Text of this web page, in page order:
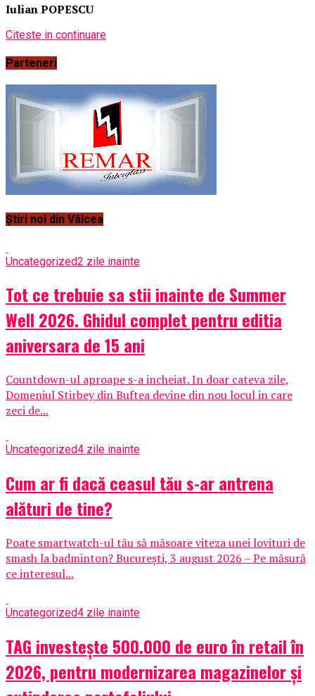
Iulian POPESCU
Citeste in continuare
Parteneri
Știri noi din Vâlcea
Uncategorized2 zile inainte
Tot ce trebuie sa stii inainte de Summer
Well 2026. Ghidul complet pentru editia
aniversara de 15 ani
Countdown-ul aproape s-a incheiat. In doar cateva zile,
Domeniul Stirbey din Buftea devine din nou locul in care
zeci de...
Uncategorized4 zile inainte
Cum ar fi dacă ceasul tău s-ar antrena
alături de tine?
Poate smartwatch-ul tău să măsoare viteza unei lovituri de
smash la badminton? București, 3 august 2026 – Pe măsură
ce interesul...
Uncategorized4 zile inainte
TAG investește 500.000 de euro în retail în
2026, pentru modernizarea magazinelor și